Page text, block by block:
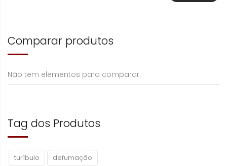
Comparar produtos
Não tem elementos para comparar.
Tag dos Produtos
turíbulo defumação